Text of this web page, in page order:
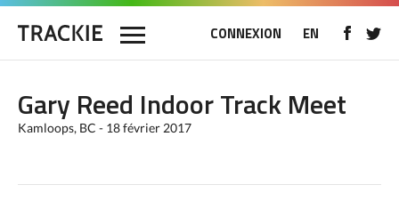
CONNEXION EN
Gary Reed Indoor Track Meet
Kamloops, BC - 18 février 2017